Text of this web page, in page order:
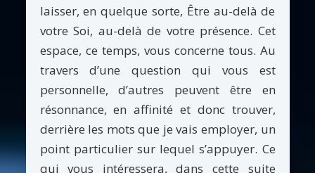
laisser, en quelque sorte, Être au-delà de
votre Soi, au-delà de votre présence. Cet
espace, ce temps, vous concerne tous. Au
travers d’une question qui vous est
personnelle, d’autres peuvent être en
résonnance, en affinité et donc trouver,
derrière les mots que je vais employer, un
point particulier sur lequel s’appuyer. Ce
qui vous intéressera, dans cette suite